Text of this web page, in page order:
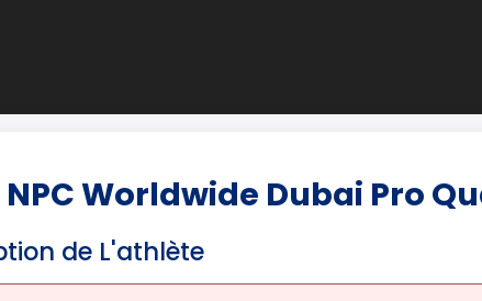
NPC Worldwide Dubai Pro
de L'athlète